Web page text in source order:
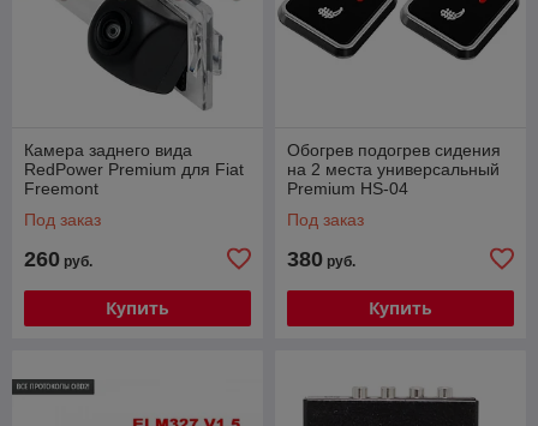
Камера заднего вида
RedPower Premium для Fiat
Freemont
Под заказ
260 руб.
Купить
Обогрев подогрев сидения
на 2 места универсальный
Premium HS-04
Под заказ
380 руб.
Купить